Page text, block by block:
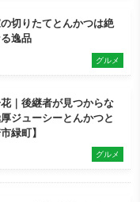
切りたてとんかつは絶
逸品
グルメ
｜後継者が見つからな
ジューシーとんかつと
緑町】
グルメ